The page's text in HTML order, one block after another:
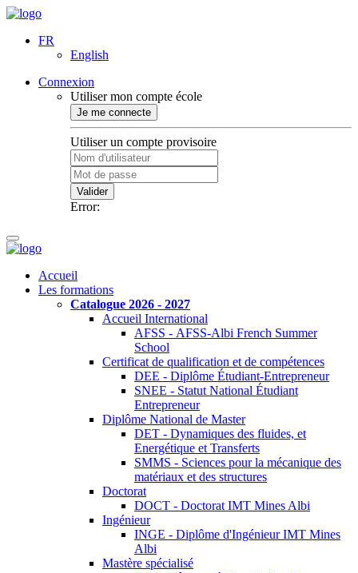
FR
English
Connexion
Utiliser mon compte école
Je me connecte
Utiliser un compte provisoire
Valider
Error:
Accueil
Les formations
Catalogue 2026 - 2027
Accueil International
AFSS - AFSS-Albi French Summer
School
Certificat de qualification et de compétences
DEE - Diplôme Étudiant-Entrepreneur
SNEE - Statut National Étudiant
Entrepreneur
Diplôme National de Master
DET - Dynamiques des fluides, et
Energétique et Transferts
SMMS - Sciences pour la mécanique des
matériaux et des structures
Doctorat
DOCT - Doctorat IMT Mines Albi
Ingénieur
INGE - Diplôme d'Ingénieur IMT Mines
Albi
Mastère spécialisé